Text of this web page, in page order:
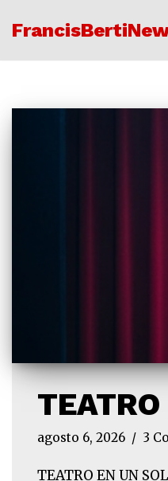
agosto 6, 2026 3
TEATRO EN UN